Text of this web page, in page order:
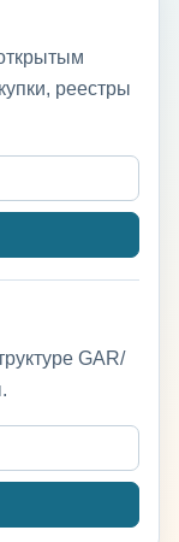
реестры
GAR/